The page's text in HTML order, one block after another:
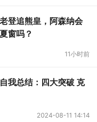
老登追熊皇，阿森纳会
窗吗？
11小时前
我总结：四大突破 克
2024-08-11 14:14